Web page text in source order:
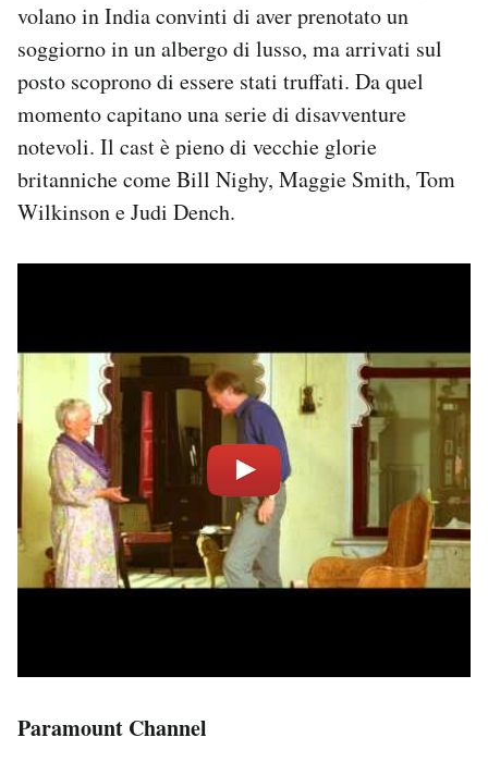
volano in India convinti di aver prenotato un
soggiorno in un albergo di lusso, ma arrivati sul
posto scoprono di essere stati truffati. Da quel
momento capitano una serie di disavventure
notevoli. Il cast è pieno di vecchie glorie
britanniche come Bill Nighy, Maggie Smith, Tom
Wilkinson e Judi Dench.
Paramount Channel